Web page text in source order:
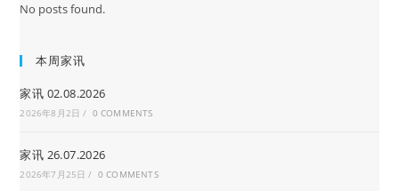
No posts found.
本周家讯
家讯 02.08.2026
2026年8月2日 / 0 COMMENTS
家讯 26.07.2026
2026年7月25日 / 0 COMMENTS